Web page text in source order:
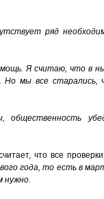
ряд
Я считаю, что в
Но мы все старались,
что все
года, то есть в
нужно.